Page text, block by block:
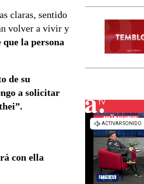
claras, sentido
volver a vivir y
que la persona
de su
a solicitar
con ella
y 317
aisladas entre
Valparaíso y
Los Ríos